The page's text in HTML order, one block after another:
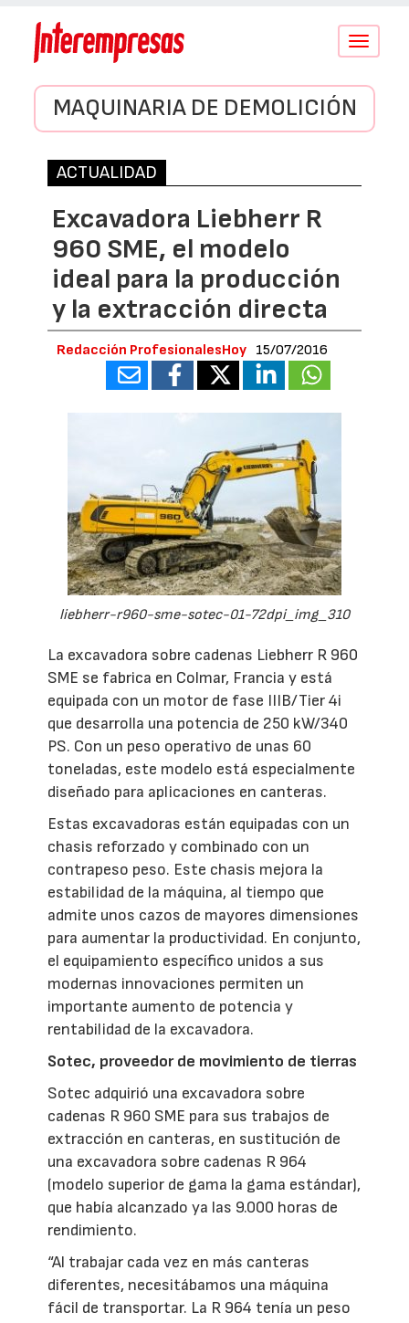
Conmutar
MAQUINARIA DE DEMOLICIÓN
ACTUALIDAD
Excavadora Liebherr R
960 SME, el modelo
ideal para la producción
y la extracción directa
Redacción ProfesionalesHoy 15/07/2016
liebherr-r960-sme-sotec-01-72dpi_img_310
La excavadora sobre cadenas Liebherr R 960
SME se fabrica en Colmar, Francia y está
equipada con un motor de fase IIIB/Tier 4i
que desarrolla una potencia de 250 kW/340
PS. Con un peso operativo de unas 60
toneladas, este modelo está especialmente
diseñado para aplicaciones en canteras.
Estas excavadoras están equipadas con un
chasis reforzado y combinado con un
contrapeso peso. Este chasis mejora la
estabilidad de la máquina, al tiempo que
admite unos cazos de mayores dimensiones
para aumentar la productividad. En conjunto,
el equipamiento específico unidos a sus
modernas innovaciones permiten un
importante aumento de potencia y
rentabilidad de la excavadora.
Sotec, proveedor de movimiento de tierras
Sotec adquirió una excavadora sobre
cadenas R 960 SME para sus trabajos de
extracción en canteras, en sustitución de
una excavadora sobre cadenas R 964
(modelo superior de gama la gama estándar),
que había alcanzado ya las 9.000 horas de
rendimiento.
“Al trabajar cada vez en más canteras
diferentes, necesitábamos una máquina
fácil de transportar. La R 964 tenía un peso